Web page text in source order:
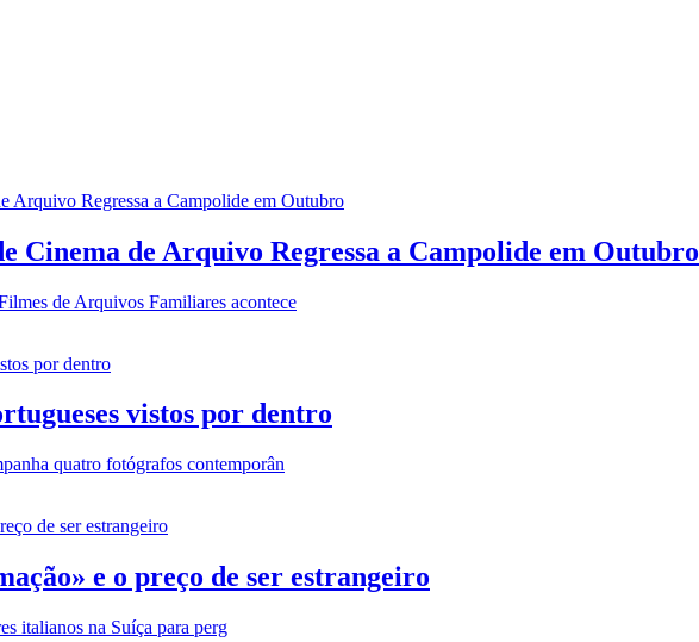
Cinema de Arquivo Regressa a Campolide em Outubro
de Arquivos Familiares acontece
vistos por dentro
quatro fotógrafos contemporân
e o preço de ser estrangeiro
italianos na Suíça para perg